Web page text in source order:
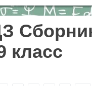
класс